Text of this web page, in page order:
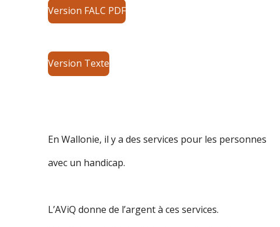
Version FALC PDF
Version Texte
En Wallonie, il y a des services pour les personnes
avec un handicap.
L’AViQ donne de l’argent à ces services.